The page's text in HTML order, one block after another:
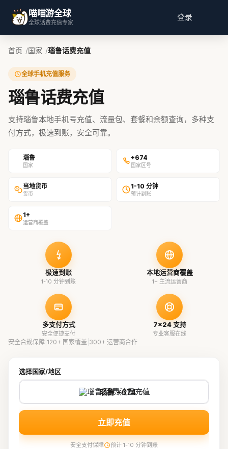
喵喵游全球
全球话费充值专家
登录
首页 国家 瑙鲁话费充值
全球手机充值服务
瑙鲁话费充值
支持瑙鲁本地手机号充值、流量包、套餐和余额查询，多种支
付方式，极速到账，安全可靠。
瑙鲁
国家
+674
国家区号
当地货币
货币
1-10 分钟
预计到账
1+
运营商覆盖
极速到账
1-10 分钟到账
本地运营商覆盖
1+ 主流运营商
多支付方式
安全便捷支付
7×24 支持
专业客服在线
安全合规保障 120+ 国家覆盖 300+ 运营商合作
选择国家/地区
瑙鲁 +674
立即充值
安全支付保障
预计 1-10 分钟到账